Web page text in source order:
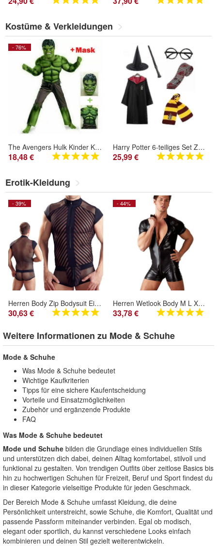
Kostüme & Verkleidungen
- 76%
The Avengers Hulk Kinder Kostum+maske Karneval Jungen Kostumparty Cosplay
18,48 €
Harry Potter 6-teiliges Set Zauberer-Cosplay-Kostüm für Kostüm
25,99 €
Erotik-Kleidung
- 39%
Herren Body Zip Bodysuit Einteiler Overall Männerbody M L XL XXL "Freestyle" C23
30,63 €
- 44%
Herren Wetlook Body M L XL Zip schwarz Männer Overall Sexy Bodysuit "Mika"
33,78 €
Weitere Informationen zu Mode & Schuhe
Mode & Schuhe
Was Mode & Schuhe bedeutet
Wichtige Kaufkriterien
Tipps für eine sichere Kaufentscheidung
Vorteile und Einsatzmöglichkeiten
Zubehör und ergänzende Produkte
FAQ
Was Mode & Schuhe bedeutet
Mode und Schuhe bilden die Grundlage eines individuellen Stils
und unterstützen dich dabei, deinen Alltag komfortabel, stilvoll und
funktional zu gestalten. Von trendigen Outfits über zeitlose Basics bis
hin zu hochwertigen Schuhen für Freizeit, Beruf und Sport findest du
in dieser Kategorie vielseitige Produkte für jeden Geschmack.
Der Bereich Mode & Schuhe umfasst Kleidung, die deine
Persönlichkeit unterstreicht, sowie Schuhe, die Komfort, Qualität und
passende Passform miteinander verbinden. Egal ob modisch,
elegant oder sportlich, du kannst verschiedene Looks einfach
kombinieren und deinen Stil gezielt weiterentwickeln.